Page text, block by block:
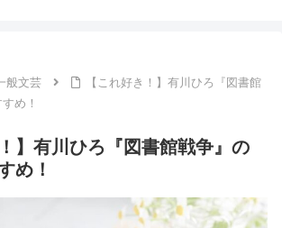
般文芸
【これ好き！】有川ひろ『図書館
め！
】有川ひろ『図書館戦争』の
め！